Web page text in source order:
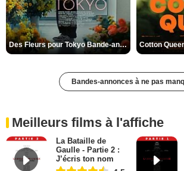
Des Fleurs pour Tokyo Bande-annonce VO STFR
Bandes-annonces à ne pas
Meilleurs films à l'affiche
La Bataille de
Gaulle - Partie 2 :
J’écris ton nom